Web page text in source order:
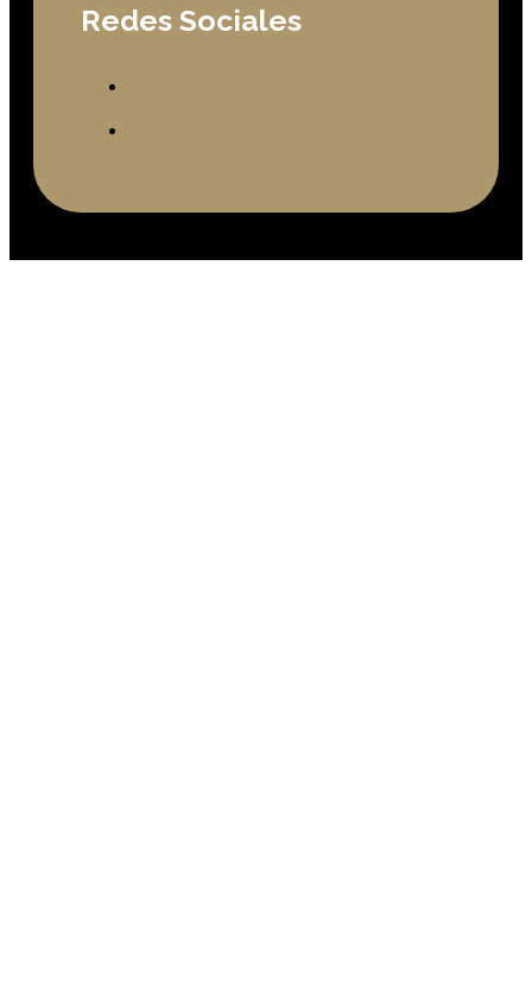
Redes Sociales